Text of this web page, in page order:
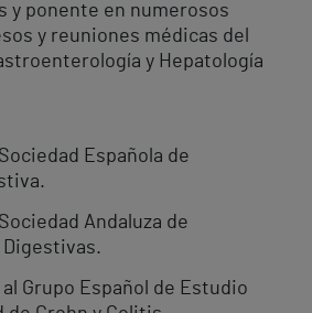
y ponente en numerosos
y reuniones médicas del
y Hepatología
Española de
Andaluza de
Digestivas.
Grupo Español de Estudio